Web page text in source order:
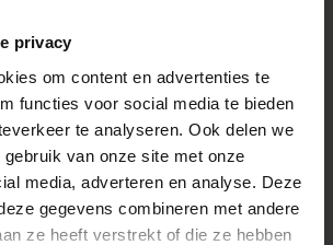
privacy
om content en advertenties te
functies voor social media te bieden
te analyseren. Ook delen we
van onze site met onze
media, adverteren en analyse. Deze
gegevens combineren met andere
ze heeft verstrekt of die ze hebben